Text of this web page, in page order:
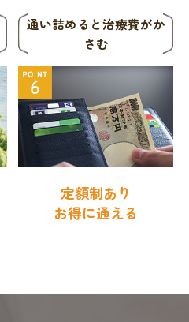
通い詰めると治療費がか
さむ
定額制あり
お得に通える